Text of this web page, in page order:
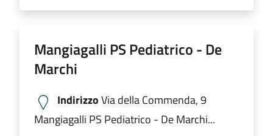
Mangiagalli PS Pediatrico - De
Marchi
IndirizzoVia della Commenda, 9
Mangiagalli PS Pediatrico - De Marchi...